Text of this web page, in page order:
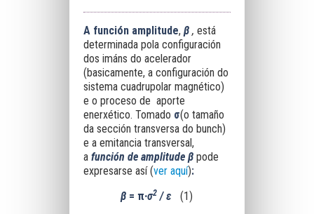
A función amplitude, β, está
determinada pola configuración
dos imáns do acelerador
(basicamente, a configuración do
sistema cuadrupolar magnético)
e o proceso de aporte
enerxético. Tomado σ(o tamaño
da sección transversa do bunch)
e a emitancia transversal,
a función de amplitude β pode
expresarse así (ver aquí):
β = π·σ2 /ε
(1)